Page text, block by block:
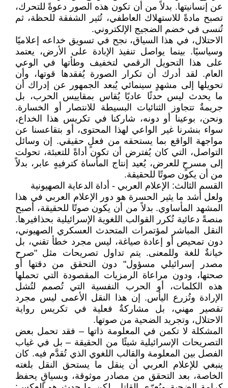
عن إنسانيتها. بدلاً من أن تكون هذه الصور دعوةً للتحرك،
تصبح مادةً للاستهلاك العاطفي، تُثير الشفقة للحظة، ثم
تُنسى في خضم الضجيج الإلكتروني.
الاحتلال، في هذا السياق، نجح في تسويق خداعه إعلاميًا
وسياسيًا. بينما يواصل تنفيذ الإبادة على الأرض، يعتمد
على هذا التحويل الرقمي لتخفيف وطأتها في الوعي
العام. لقد أدرك أن تكرار الصورة يُفقدها قوتها، وأن
تحويلها إلى مشهدٍ سينمائي يُبعد الجمهور عن إدراك أن
ما يحدث ليس حدثًا عاديًا يُقاس بمقاييس الحرب، بل
جريمةٌ تتجاوز الثنائيات البسيطة للانتصار أو الخسارة.
ونحن، بوعينا أو دونه، شاركنا في تكريس هذا الخداع،
سواء بنشرنا غير الواعي لهذا المحتوى، أو بتقاعسنا عن
مواجهة الواقع بما يستحقه من فعلٍ حقيقي. إن وسائل
التواصل، التي كان يُفترض أن تكون أداةً للتعبئة، تحولت
إلى مسرحٍ للعرض، يُعيد إنتاج المأساة كترفيهٍ عابر، بدلاً
من أن يكون صوتًا للحقيقة.
القسم الثالث: الإعلام العربي - أداة الدعاية الصهيونية
ولعل أشد ما يثير الحسرة هو دور الإعلام العربي في هذا
المشهد المأساوي. بدلاً من أن يكون صوتًا للحقيقة، أصبح
منصةً دعائية تُكرر القوالب اللغوية الإسرائيلية بحذافيرها.
النقل المباشر لمؤتمرات المتحدث العسكري الصهيوني،
دون تمحيص أو إعادة صياغة، ليس مجرد خطأ تقني، بل
خيانةٌ للغة وللمعنى. يتم تداول تصريحات مثل "صرح
مصدر إسرائيلي مسؤول" دون التحقق من دقتها أو
صحتها، ودون مراعاة الرمزيات المقصودة التي تحملها
هذه الكلمات، أو الحرب النفسية التي تُصمم لتُشل
الإرادة وتُزرع اليأس. إن هذا النقل الأعمى ليس مجرد
تقصير مهني، بل مشاركةٌ فعلية في تكريس رواية
الاحتلال، وتجريد الضحية من صوتها.
المشكلة لا تكمن في المعلومة ذاتها – فقد تحمل بعض
التصريحات الإسرائيلية شيئًا من الحقيقة – بل في غياب
الفصل بين المعلومة والقالب اللغوي الذي تُقدَّم فيه. كان
ينبغي للإعلام العربي أن ينقل ما يستحق النقل بلغته
الخاصة، بعد التحقق من مصادر موثوقة، وبسياقٍ يحفظ